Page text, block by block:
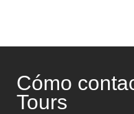
Cómo
Tours